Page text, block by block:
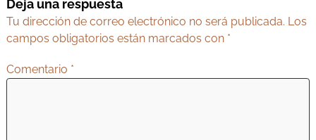
c
i
n
Deja una respuesta
Tu dirección de correo electrónico no será publicada. Los
campos obligatorios están marcados con *
Comentario *